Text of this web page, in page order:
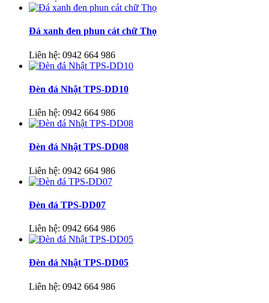
Đá xanh đen phun cát chữ Thọ
Liên hệ: 0942 664 986
Đèn đá Nhật TPS-DD10
Liên hệ: 0942 664 986
Đèn đá Nhật TPS-DD08
Liên hệ: 0942 664 986
Đèn đá TPS-DD07
Liên hệ: 0942 664 986
Đèn đá Nhật TPS-DD05
Liên hệ: 0942 664 986